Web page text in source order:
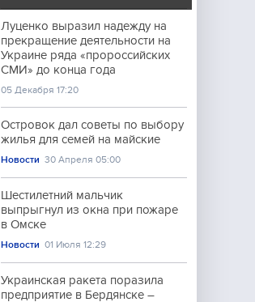
Луценко выразил надежду на
прекращение деятельности на
Украине ряда «пророссийских
СМИ» до конца года
05 Декабря 17:20
Островок дал советы по выбору
жилья для семей на майские
Новости 30 Апреля 05:00
Шестилетний мальчик
выпрыгнул из окна при пожаре
в Омске
Новости 01 Июля 12:29
Украинская ракета поразила
предприятие в Бердянске –